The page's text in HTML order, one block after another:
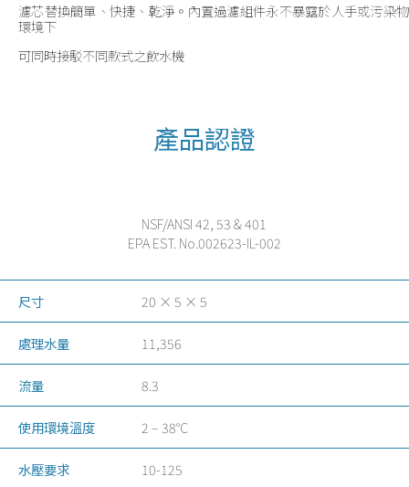
濾芯替換簡單、快捷、乾淨。內置過濾組件永不暴露於人手或污染物
環境下
可同時接駁不同款式之飲水機
產品認證
NSF/ANSI 42, 53 & 401
EPA EST. No.002623-IL-002
尺寸 20 × 5 × 5
處理水量 11,356
流量 8.3
使用環境溫度 2 – 38°C
水壓要求 10-125